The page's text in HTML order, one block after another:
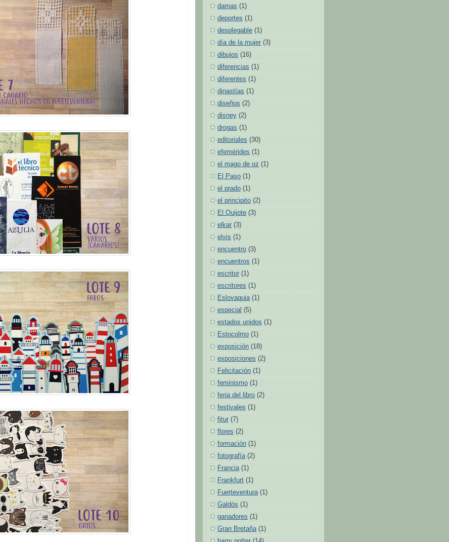
damas (1)
deportes (1)
desplegable (1)
día de la mujer (3)
dibujos (16)
diferencias (1)
diferentes (1)
dinastías (1)
diseños (2)
disney (2)
drogas (1)
editoriales (30)
efemérides (1)
el mago de oz (1)
El Paso (1)
el prado (1)
el principito (2)
El Quijote (3)
elkar (3)
elvis (1)
encuentro (3)
encuentros (1)
escritor (1)
escritores (1)
Eslovaquia (1)
especial (5)
estados unidos (1)
Estocolmo (1)
exposición (18)
exposiciones (2)
Felicitación (1)
feminismo (1)
feria del libro (2)
festivales (1)
fitur (7)
flores (2)
formación (1)
fotografía (2)
Francia (1)
Frankfurt (1)
Fuerteventura (1)
Galdós (1)
ganadores (1)
Gran Bretaña (1)